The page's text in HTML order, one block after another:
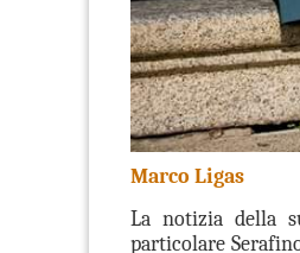
Marco Ligas
La notizia della
particolare